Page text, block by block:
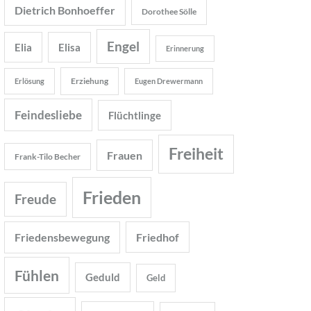
Dietrich Bonhoeffer Dorothee Sölle
Elia Elisa Engel Erinnerung
Erlösung Erziehung Eugen Drewermann
Feindesliebe Flüchtlinge
Frank-Tilo Becher Frauen Freiheit
Freude Frieden
Friedensbewegung Friedhof
Fühlen Geduld Geld